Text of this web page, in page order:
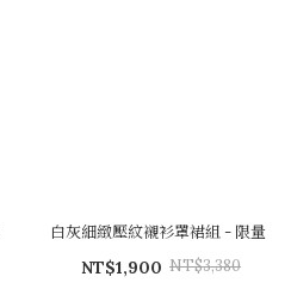
白灰細緻壓紋襯衫罩裙組 - 限量
NT$1,900 NT$3,380